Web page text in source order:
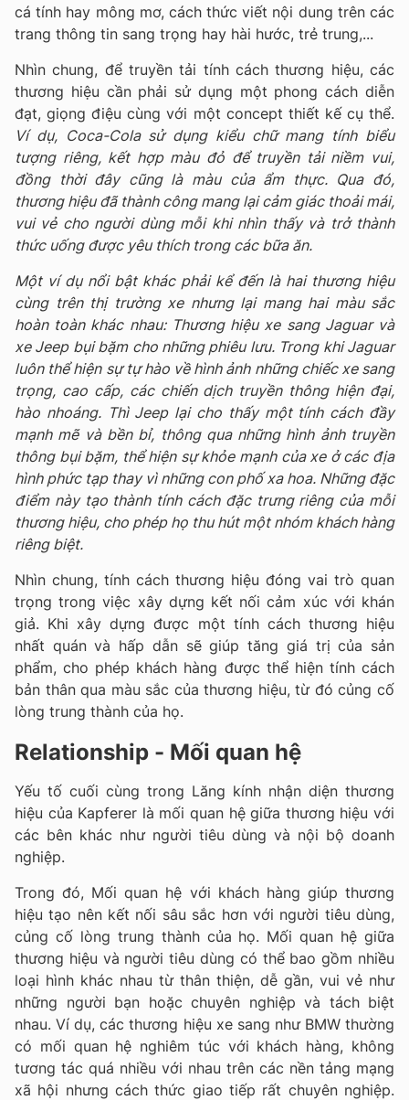
cá tính hay mông mơ, cách thức viết nội dung trên các
trang thông tin sang trọng hay hài hước, trẻ trung,...
Nhìn chung, để truyền tải tính cách thương hiệu, các
thương hiệu cần phải sử dụng một phong cách diễn
đạt, giọng điệu cùng với một concept thiết kế cụ thể.
Ví dụ, Coca-Cola sử dụng kiểu chữ mang tính biểu
tượng riêng, kết hợp màu đỏ để truyền tải niềm vui,
đồng thời đây cũng là màu của ẩm thực. Qua đó,
thương hiệu đã thành công mang lại cảm giác thoải mái,
vui vẻ cho người dùng mỗi khi nhìn thấy và trở thành
thức uống được yêu thích trong các bữa ăn.
Một ví dụ nổi bật khác phải kể đến là hai thương hiệu
cùng trên thị trường xe nhưng lại mang hai màu sắc
hoàn toàn khác nhau: Thương hiệu xe sang Jaguar và
xe Jeep bụi bặm cho những phiêu lưu. Trong khi Jaguar
luôn thể hiện sự tự hào về hình ảnh những chiếc xe sang
trọng, cao cấp, các chiến dịch truyền thông hiện đại,
hào nhoáng. Thì Jeep lại cho thấy một tính cách đầy
mạnh mẽ và bền bỉ, thông qua những hình ảnh truyền
thông bụi bặm, thể hiện sự khỏe mạnh của xe ở các địa
hình phức tạp thay vì những con phố xa hoa. Những đặc
điểm này tạo thành tính cách đặc trưng riêng của mỗi
thương hiệu, cho phép họ thu hút một nhóm khách hàng
riêng biệt.
Nhìn chung, tính cách thương hiệu đóng vai trò quan
trọng trong việc xây dựng kết nối cảm xúc với khán
giả. Khi xây dựng được một tính cách thương hiệu
nhất quán và hấp dẫn sẽ giúp tăng giá trị của sản
phẩm, cho phép khách hàng được thể hiện tính cách
bản thân qua màu sắc của thương hiệu, từ đó củng cố
lòng trung thành của họ.
Relationship - Mối quan hệ
Yếu tố cuối cùng trong Lăng kính nhận diện thương
hiệu của Kapferer là mối quan hệ giữa thương hiệu với
các bên khác như người tiêu dùng và nội bộ doanh
nghiệp.
Trong đó, Mối quan hệ với khách hàng giúp thương
hiệu tạo nên kết nối sâu sắc hơn với người tiêu dùng,
củng cố lòng trung thành của họ. Mối quan hệ giữa
thương hiệu và người tiêu dùng có thể bao gồm nhiều
loại hình khác nhau từ thân thiện, dễ gần, vui vẻ như
những người bạn hoặc chuyên nghiệp và tách biệt
nhau. Ví dụ, các thương hiệu xe sang như BMW thường
có mối quan hệ nghiêm túc với khách hàng, không
tương tác quá nhiều với nhau trên các nền tảng mạng
xã hội nhưng cách thức giao tiếp rất chuyên nghiệp.